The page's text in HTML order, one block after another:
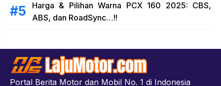
Harga & Pilihan Warna PCX 160 2025: CBS,
ABS, dan RoadSync…!!
Portal Berita Motor dan Mobil No. 1 di Indonesia